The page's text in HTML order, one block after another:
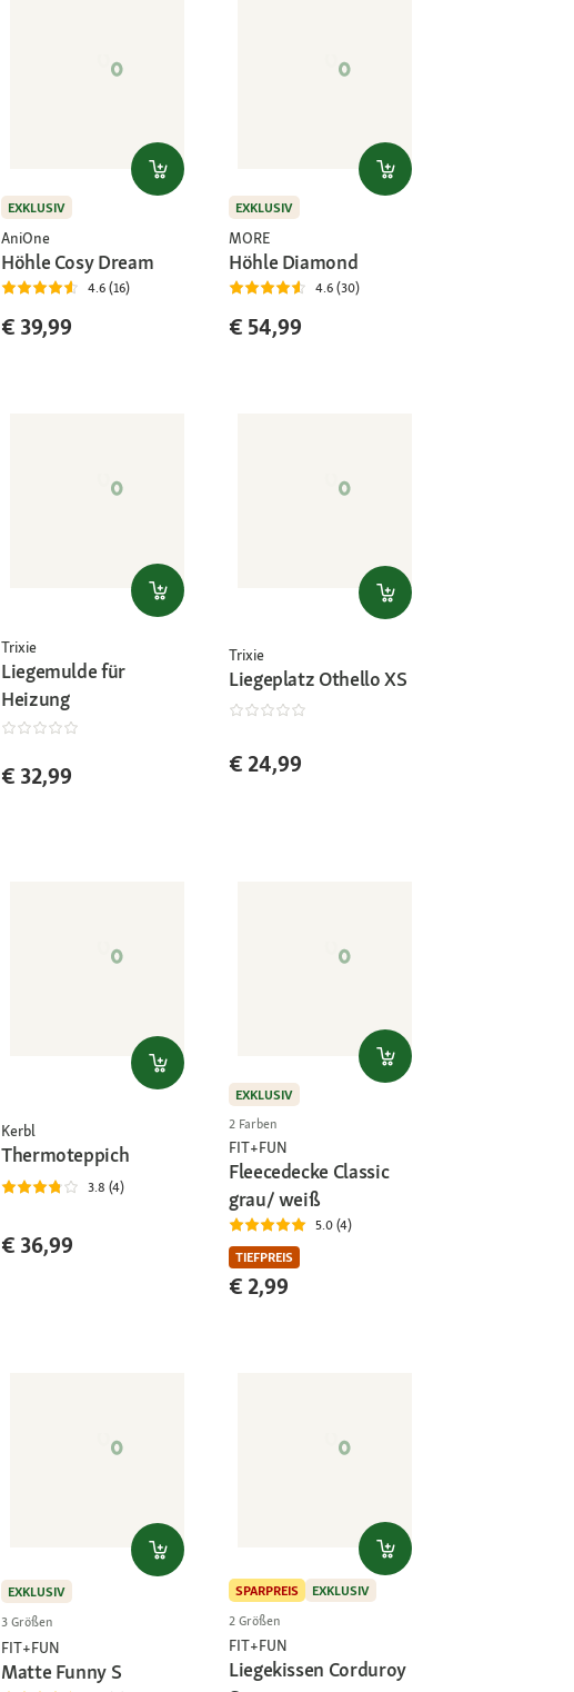
EXKLUSIV
AniOne
Höhle Cosy Dream
4.6 (16)
€ 39,99
EXKLUSIV
MORE
Höhle Diamond
4.6 (30)
€ 54,99
Trixie
Liegemulde für
Heizung
€ 32,99
Trixie
Liegeplatz Othello XS
€ 24,99
Kerbl
Thermoteppich
3.8 (4)
€ 36,99
EXKLUSIV
2 Farben
FIT+FUN
Fleecedecke Classic
grau/ weiß
5.0 (4)
TIEFPREIS
€ 2,99
EXKLUSIV
3 Größen
FIT+FUN
Matte Funny S
SPARPREIS
EXKLUSIV
2 Größen
FIT+FUN
Liegekissen Corduroy